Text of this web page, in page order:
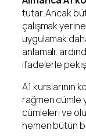
tutar. Ancak
çalışmak
uygulamak
anlamalı,
ifadelerle
A1 kurslarının
rağmen cümle
cümleleri ve
hemen bütün